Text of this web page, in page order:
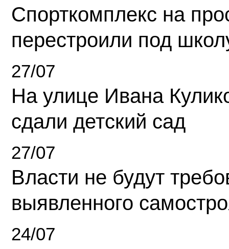
Спорткомплекс на
перестроили под
27/07
На улице Ивана
сдали детский сад
27/07
Власти не будут
выявленного
24/07